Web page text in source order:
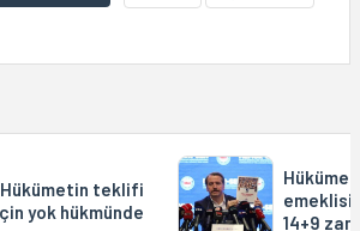
Hükümetin teklifi
yok hükmünde
14+9